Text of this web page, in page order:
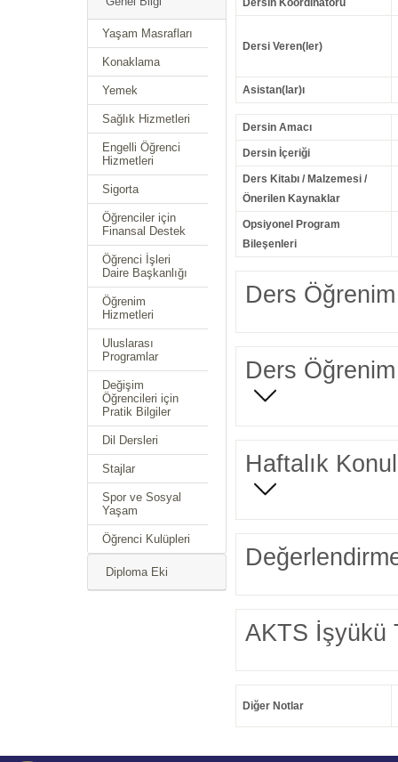
Yaşam Masrafları
Konaklama
Yemek
Sağlık Hizmetleri
Engelli Öğrenci
Hizmetleri
Sigorta
Öğrenciler için
Finansal Destek
Öğrenci İşleri
Daire Başkanlığı
Öğrenim
Hizmetleri
Uluslarası
Programlar
Değişim
Öğrencileri için
Pratik Bilgiler
Dil Dersleri
Stajlar
Spor ve Sosyal
Yaşam
Öğrenci Kulüpleri
Diploma Eki
Dersin Koordinatörü
Dersi Veren(ler)
Asistan(lar)ı
Dersin Amacı
Dersin İçeriği
Ders Kitabı / Malzemesi /
Önerilen Kaynaklar
Opsiyonel Program
Bileşenleri
Ders Öğrenim
Ders Öğrenim
Haftalık
AKTS İşyükü
Diğer Notlar